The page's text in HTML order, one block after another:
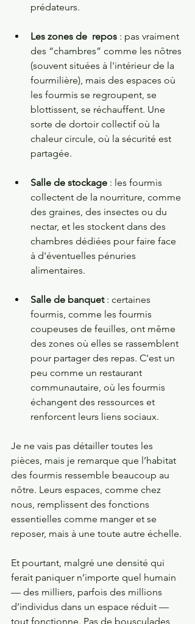
prédateurs.
Les zones de  repos : pas vraiment
des “chambres” comme les nôtres
(souvent situées à l'intérieur de la
fourmilière), mais des espaces où
les fourmis se regroupent, se
blottissent, se réchauffent. Une
sorte de dortoir collectif où la
chaleur circule, où la sécurité est
partagée.
Salle de stockage : les fourmis
collectent de la nourriture, comme
des graines, des insectes ou du
nectar, et les stockent dans des
chambres dédiées pour faire face
à d'éventuelles pénuries
alimentaires.
Salle de banquet : certaines
fourmis, comme les fourmis
coupeuses de feuilles, ont même
des zones où elles se rassemblent
pour partager des repas. C'est un
peu comme un restaurant
communautaire, où les fourmis
échangent des ressources et
renforcent leurs liens sociaux.
Je ne vais pas détailler toutes les
pièces, mais je remarque que l’habitat
des fourmis ressemble beaucoup au
nôtre. Leurs espaces, comme chez
nous, remplissent des fonctions
essentielles comme manger et se
reposer, mais à une toute autre échelle.
Et pourtant, malgré une densité qui
ferait paniquer n’importe quel humain
— des milliers, parfois des millions
d’individus dans un espace réduit —
tout fonctionne. Pas de bousculades,